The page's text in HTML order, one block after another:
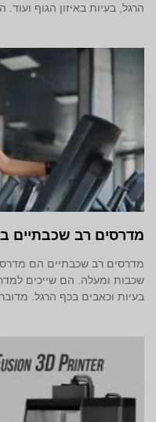
הרגל, בעיות באיזון הגוף ועוד.
מדרסים רב שכבתיים
מדרסים רב שכבתיים הם
שכבות ומעלה. הם שייכים
בעיות וכאבים בכף הרגל.